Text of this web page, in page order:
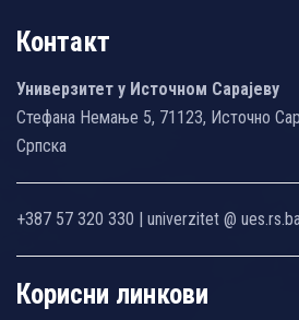
Контакт
Универзитет у Источном Сарајеву
Стефана Немање 5, 71123, Источно
Српска
+387 57 320 330 | univerzitet @ ues.rs.ba
Корисни линкови